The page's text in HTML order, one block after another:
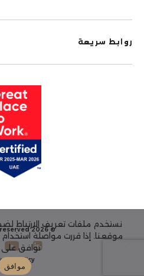
روابط سريعة
© 2026 All rights reserved
Policy
نستخدم ملفات تعريف الارتباط
موقعنا. إذا قررت مواصلة
توافق
موافق